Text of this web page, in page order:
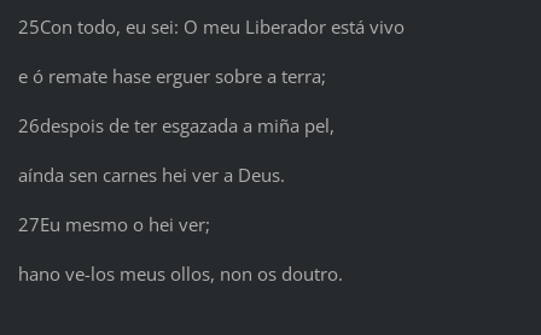
25Con todo, eu sei: O meu Liberador está vivo
e ó remate hase erguer sobre a terra;
26despois de ter esgazada a miña pel,
aínda sen carnes hei ver a Deus.
27Eu mesmo o hei ver;
hano ve-los meus ollos, non os doutro.